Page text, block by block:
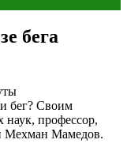
бега
бег? Своим
профессор,
Мехман Мамедов.